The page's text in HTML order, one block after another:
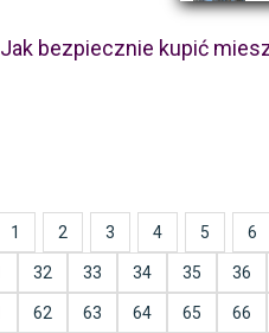
Jak bezpiecznie kupić
1 2 3 4 5 6
32 33 34 35 36
62 63 64 65 66